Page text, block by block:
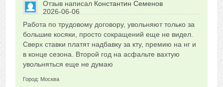
Отзыв написал Константин Семенов
2026-06-06
0
Сказать друзьям об отзыве
Работа по трудовому договору, увольняют только за
большие косяки, просто сокращений еще не видел.
Сверх ставки платят надбавку за кту, премию на нг и
в конце сезона. Второй год на асфальте вахтую
увольняться еще не думаю
Город: Москва